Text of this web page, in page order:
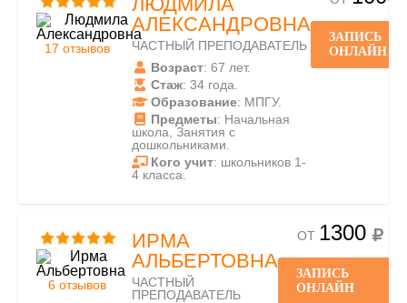
17 отзывов
АЛЕКСАНДРОВНА
ЧАСТНЫЙ ПРЕПОДАВАТЕЛЬ
Возраст: 67 лет.
Стаж: 34 года.
Образование: МПГУ.
Предметы: Начальная
школа, Занятия с
дошкольниками.
Кого учит: школьников 1-
4 класса.
ЗАПИСЬ
ОНЛАЙН
6 отзывов
ИРМА
АЛЬБЕРТОВНА
ЧАСТНЫЙ
ПРЕПОДАВАТЕЛЬ
ОТ 1300
ЗАПИСЬ
ОНЛАЙН